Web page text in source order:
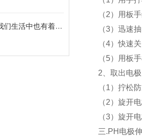
细心观察,限位开关在我们生活中也有着广泛运用
（2）用板
（3）迅速
（4）快速
（5）用板
2、取出电
（1）拧松
（2）旋开
（3）旋开
三.PH电极